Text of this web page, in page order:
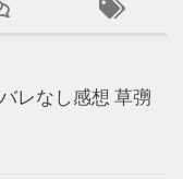
レなし感想 草彅